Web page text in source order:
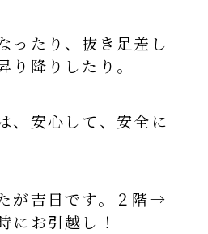
ったり、抜き足差し
り降りしたり。
、安心して、安全に
が吉日です。２階→
にお引越し！